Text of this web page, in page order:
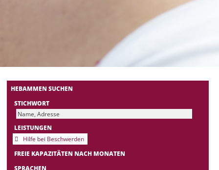
HEBAMMEN SUCHEN
STICHWORT
LEISTUNGEN
Hilfe bei Beschwerden
FREIE KAPAZITÄTEN NACH MONATEN
SPRACHEN